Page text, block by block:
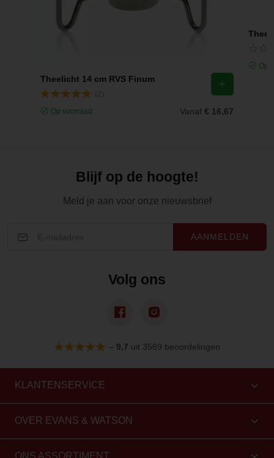
Theelicht 14 cm RVS Finum
Op voorraad Vanaf € 16,67
Op
Blijf op de hoogte!
Meld je aan voor onze nieuwsbrief
AANMELDEN
Volg ons
– 9,7 uit 3589 beoordelingen
KLANTENSERVICE
OVER EVANS & WATSON
ONS ASSORTIMENT